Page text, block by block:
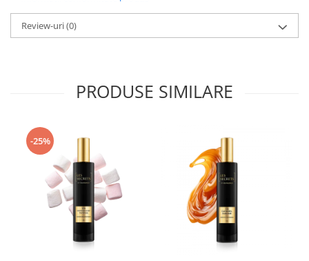
Review-uri(0)
PRODUSE SIMILARE
-25%